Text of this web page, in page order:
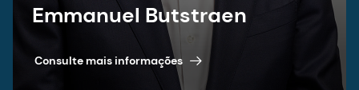
Emmanuel Butstraen
Consulte mais informações